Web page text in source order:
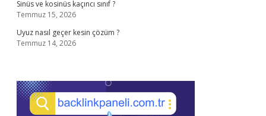
Sinüs ve kosinüs kaçıncı sınıf ?
Temmuz 15, 2026
Uyuz nasıl geçer kesin çözüm ?
Temmuz 14, 2026